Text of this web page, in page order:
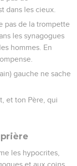
dans les cieux.
pas de la trompette
les synagogues
hommes. En
gauche ne sache
et ton Père, qui
les hypocrites,
et aux coins